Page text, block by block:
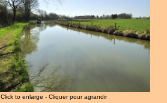
Click to enlarge - Cliquer pour agrandir